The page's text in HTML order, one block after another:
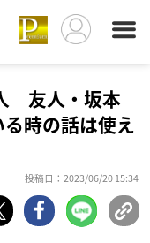
友人・坂本
時の話は使え
投稿日：2023/06/20 15:34